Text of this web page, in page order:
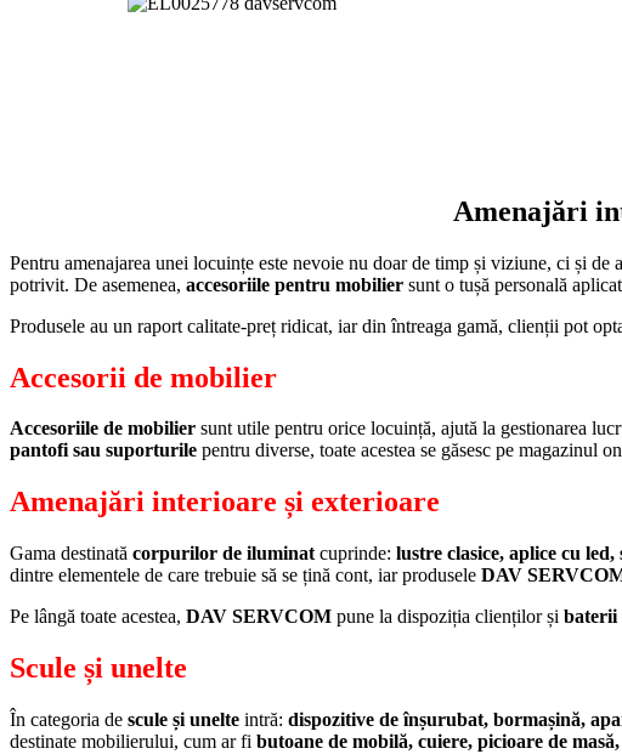
Amenajări
Pentru amenajarea unei locuințe este nevoie nu doar de timp și viziune, ci și de
potrivit. De asemenea, accesoriile pentru mobilier sunt o tușă personală
Produsele au un raport calitate-preț ridicat, iar din întreaga gamă, clienții pot
Accesorii de mobilier
Accesoriile de mobilier sunt utile pentru orice locuință, ajută la gestionarea
pantofi sau suporturile pentru diverse, toate acestea se găsesc pe magazinul
Amenajări interioare și exterioare
Gama destinată corpurilor de iluminat cuprinde: lustre clasice, aplice cu
dintre elementele de care trebuie să se țină cont, iar produsele DAV
Pe lângă toate acestea, DAV SERVCOM pune la dispoziția clienților și baterii
Scule și unelte
În categoria de scule și unelte intră: dispozitive de înșurubat, bormașină,
destinate mobilierului, cum ar fi butoane de mobilă, cuiere, picioare de